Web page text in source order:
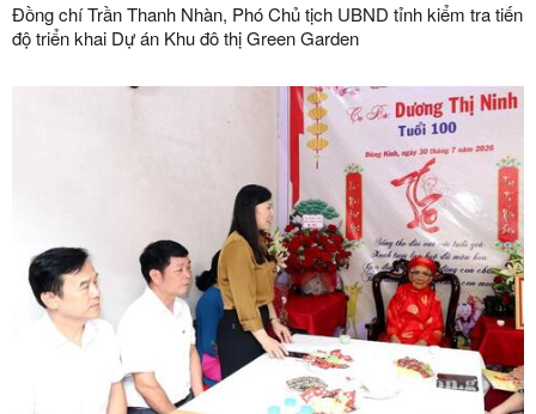
Đồng chí Trần Thanh Nhàn, Phó Chủ tịch UBND tỉnh kiểm tra tiến
độ triển khai Dự án Khu đô thị Green Garden